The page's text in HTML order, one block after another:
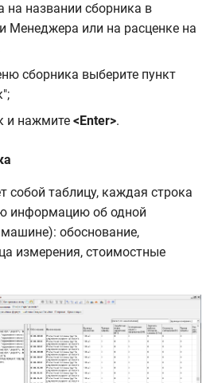
на названии сборника в
Менеджера или на расценке на
сборника выберите пункт
и нажмите <Enter>.
собой таблицу, каждая строка
информацию об одной
обоснование,
измерения, стоимостные